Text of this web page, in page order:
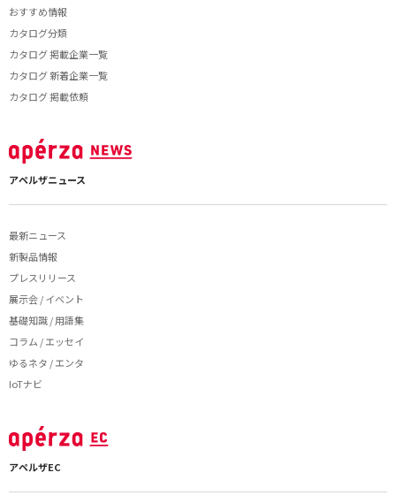
おすすめ情報
カタログ分類
カタログ 掲載企業一覧
カタログ 新着企業一覧
カタログ 掲載依頼
アペルザニュース
最新ニュース
新製品情報
プレスリリース
展示会 / イベント
基礎知識 / 用語集
コラム / エッセイ
ゆるネタ / エンタ
IoTナビ
アペルザEC